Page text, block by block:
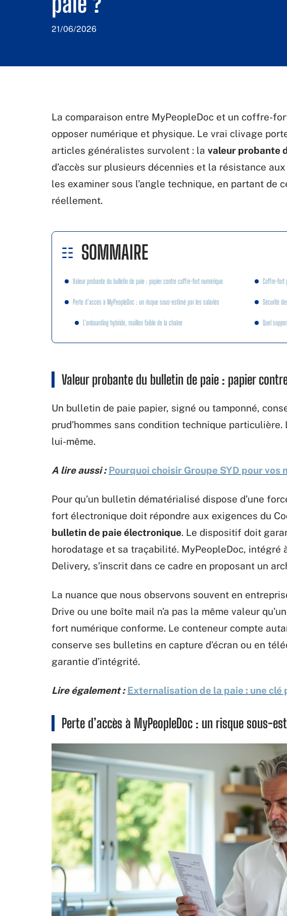
21/06/2026
La comparaison entre MyPeopleDoc et un coffre-
opposer numérique et physique. Le vrai clivage
articles généralistes survolent : la valeur probante
d’accès sur plusieurs décennies et la résistance
les examiner sous l’angle technique, en partant de
réellement.
SOMMAIRE
Valeur probante du bulletin de paie : papier contre coffre-fort numérique
Perte d’accès à MyPeopleDoc : un risque sous-estimé par les salariés
L’onboarding hybride, maillon faible de la chaîne
Coffre-fort
Sécurité
Quel
Valeur probante du bulletin de paie : papier
Un bulletin de paie papier, signé ou tamponné,
prud’hommes sans condition technique
lui-même.
A lire aussi : Pourquoi choisir Groupe SYD pour vos
Pour qu’un bulletin dématérialisé dispose d’une
fort électronique doit répondre aux exigences du
bulletin de paie électronique. Le dispositif doit
horodatage et sa traçabilité. MyPeopleDoc, intégré
Delivery, s’inscrit dans ce cadre en proposant un
La nuance que nous observons souvent en
Drive ou une boîte mail n’a pas la même valeur
fort numérique conforme. Le conteneur compte
conserve ses bulletins en capture d’écran ou en
garantie d’intégrité.
Lire également : Externalisation de la paie : une
Perte d’accès à MyPeopleDoc : un risque sous-